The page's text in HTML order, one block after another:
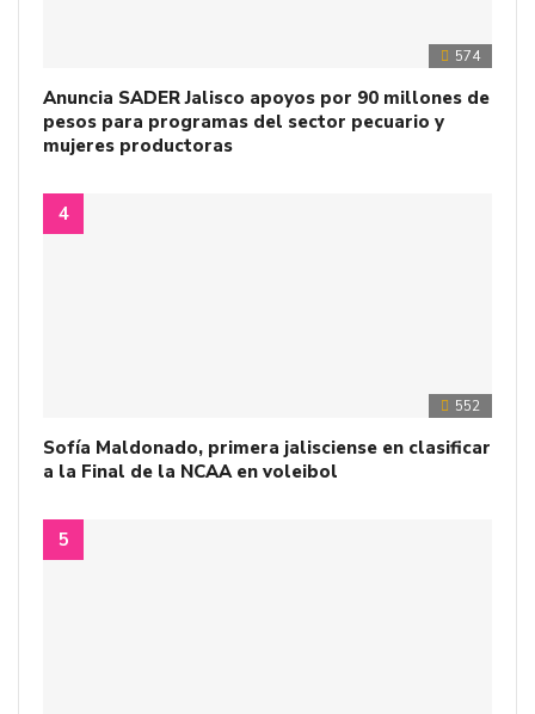
574
Anuncia SADER Jalisco apoyos por 90 millones de
pesos para programas del sector pecuario y
mujeres productoras
552
Sofía Maldonado, primera jalisciense en clasificar
a la Final de la NCAA en voleibol